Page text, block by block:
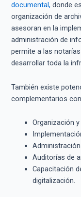
documental, donde
organización de
asesoran en la
administración de
permite a las
desarrollar toda la
También existe
complementarios
Organización
Auditorías de
Capacitación
digitalización.